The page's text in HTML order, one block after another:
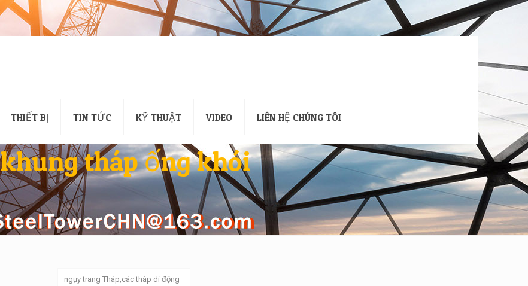
THIẾT BỊ TIN TỨC KỸ THUẬT VIDEO LIÊN HỆ CHÚNG TÔI
khung tháp ống khói
ngụy trang Tháp,các tháp di động